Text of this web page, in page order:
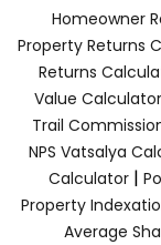
Homeowner
Property Returns
Returns
Value Calculator
Trail
NPS Vatsalya
Calculator|
Property
Average